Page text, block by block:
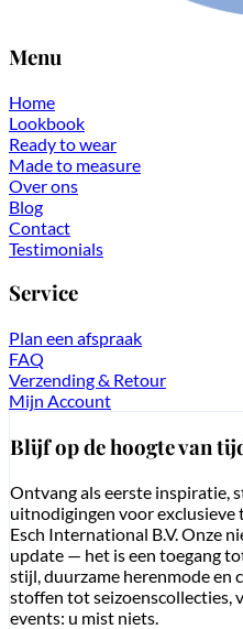
Menu
Home
Lookbook
Ready to wear
Made to measure
Over ons
Blog
Contact
Testimonials
Service
Plan een afspraak
FAQ
Verzending & Retour
Mijn Account
Blijf op de hoogte van
Ontvang als eerste inspiratie,
uitnodigingen voor
Esch International B.V. Onze
update — het is een toegang
stijl, duurzame herenmode en
stoffen tot seizoenscollecties,
events: u mist niets.